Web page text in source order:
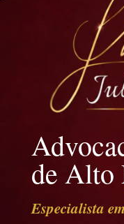
de Alto
Especialista